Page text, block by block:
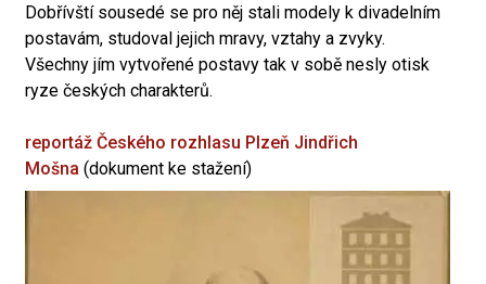
Dobřívští sousedé se pro něj stali modely k divadelním
postavám, studoval jejich mravy, vztahy a zvyky.
Všechny jím vytvořené postavy tak v sobě nesly otisk
ryze českých charakterů.
reportáž Českého rozhlasu Plzeň Jindřich
Mošna (dokument ke stažení)